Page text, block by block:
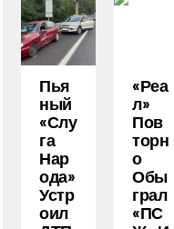
Пья
Ный
«слу
Га
Нар
Ода»
Устр
Оил
«Реа
Л»
Пов
Торн
О
Обы
Грал
«ПС